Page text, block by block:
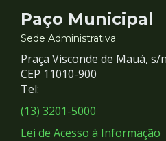
Contato
e
Redes
Sociais
Paço Municipal
Sede Administrativa
Praça Visconde de Mauá, s/
CEP 11010-900
Tel:
(13) 3201-5000
Lei de Acesso à Informação